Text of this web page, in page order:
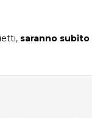
saranno